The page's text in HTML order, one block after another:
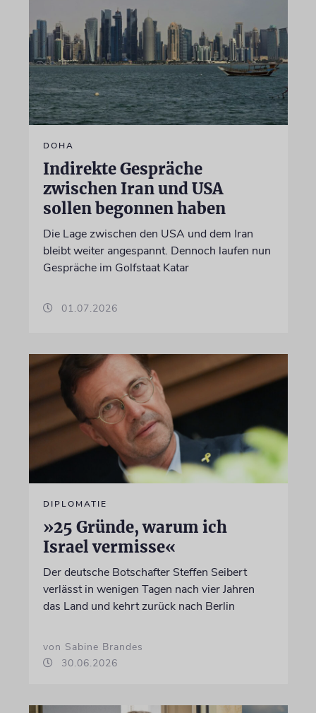
DOHA
Indirekte Gespräche
zwischen Iran und USA
sollen begonnen haben
Die Lage zwischen den USA und dem Iran
bleibt weiter angespannt. Dennoch laufen nun
Gespräche im Golfstaat Katar
01.07.2026
DIPLOMATIE
»25 Gründe, warum ich
Israel vermisse«
Der deutsche Botschafter Steffen Seibert
verlässt in wenigen Tagen nach vier Jahren
das Land und kehrt zurück nach Berlin
von Sabine Brandes
30.06.2026